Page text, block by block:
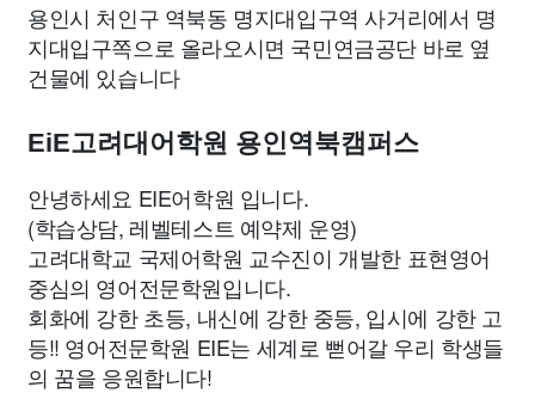
용인시 처인구 역북동 명지대입구역 사거리에서 명
지대입구쪽으로 올라오시면 국민연금공단 바로 옆
건물에 있습니다
EiE고려대어학원 용인역북캠퍼스
안녕하세요 EIE어학원 입니다.
(학습상담, 레벨테스트 예약제 운영)
고려대학교 국제어학원 교수진이 개발한 표현영어
중심의 영어전문학원입니다.
회화에 강한 초등, 내신에 강한 중등, 입시에 강한 고
등!! 영어전문학원 EIE는 세계로 뻗어갈 우리 학생들
의 꿈을 응원합니다!